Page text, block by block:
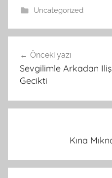
Uncategorized
gezinmesi
Önceki yazı
Sevgilimle Arkadan
Gecikti
Kına